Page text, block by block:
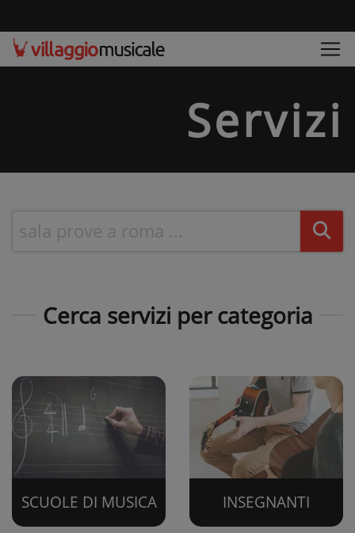
Servizi
Cerca servizi per categoria
SCUOLE DI MUSICA INSEGNANTI